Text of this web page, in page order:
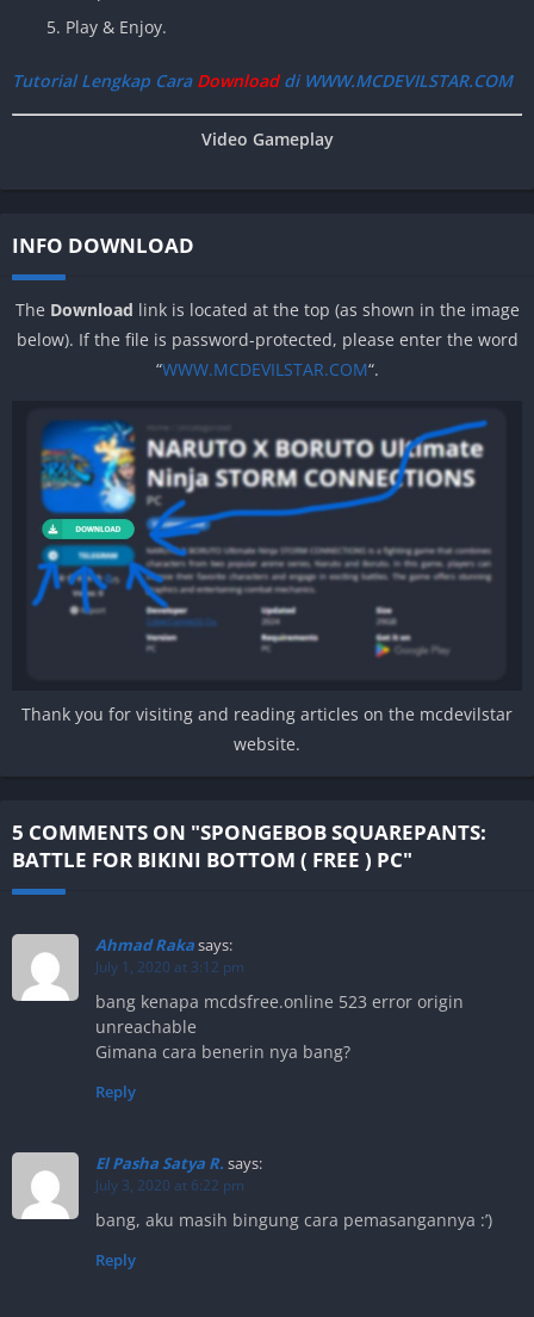
Play & Enjoy.
Tutorial Lengkap CaraDownloaddi WWW.MCDEVILSTAR.COM
Video Gameplay
INFO DOWNLOAD
The Download link is located at the top (as shown in the image
below). If the file is password-protected, please enter the word
“WWW.MCDEVILSTAR.COM“.
Thank you for visiting and reading articles on the mcdevilstar
website.
5 COMMENTS ON "SPONGEBOB SQUAREPANTS:
BATTLE FOR BIKINI BOTTOM ( FREE ) PC"
Ahmad Rakasays:
July 1, 2020 at 3:12 pm
bang kenapa mcdsfree.online 523 error origin
unreachable
Gimana cara benerin nya bang?
Reply
El Pasha Satya R. says:
July 3, 2020 at 6:22 pm
bang, aku masih bingung cara pemasangannya :’)
Reply